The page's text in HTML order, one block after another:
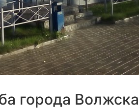
города Волжска